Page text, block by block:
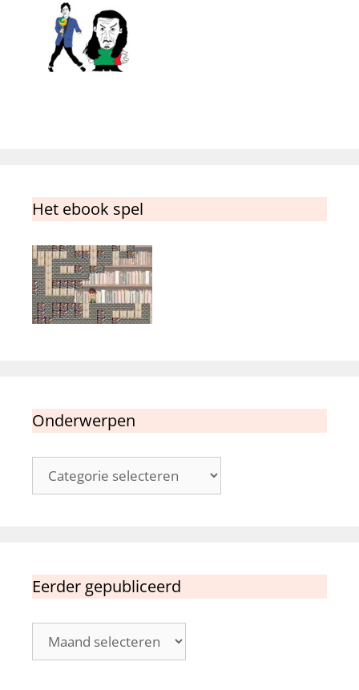
Het ebook spel
Onderwerpen
Onderwerpen
Eerder gepubliceerd
gepubliceerd